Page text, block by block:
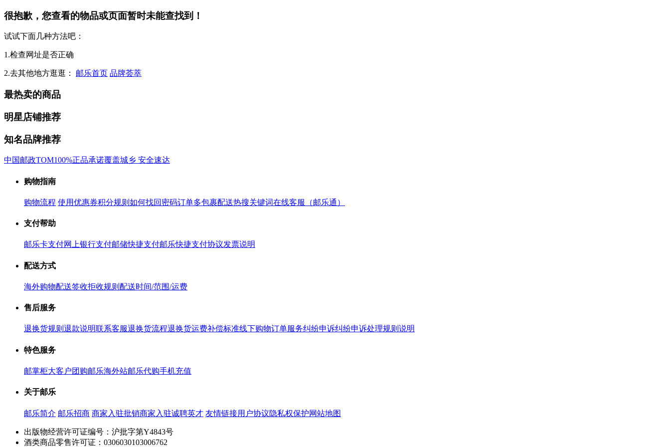
很抱歉，您查看的物品或页面暂时未能查找到！
试试下面几种方法吧：
1.检查网址是否正确
2.去其他地方逛逛： 邮乐首页 品牌荟萃
最热卖的商品
明星店铺推荐
知名品牌推荐
中国邮政TOM100%正品承诺覆盖城乡 安全速达
购物指南
购物流程 使用优惠券积分规则 如何找回密码订单多包裹配送热搜关键词在线客服（邮乐通）
支付帮助
邮乐卡支付网上银行支付邮储快捷支付邮乐快捷支付协议发票说明
配送方式
海外购物配送签收拒收规则 配送时间/范围/运费
售后服务
退换货规则 退款说明联系客服退换货流程退换货运费补偿标准线下购物订单服务纠纷申诉纠纷申诉处理规则说明
特色服务
邮掌柜大客户团购邮乐海外站邮乐代购手机充值
关于邮乐
邮乐简介 邮乐招商 商家入驻批销商家入驻诚聘英才 友情链接用户协议隐私权保护网站地图
出版物经营许可证编号：沪批字第Y4843号
酒类商品零售许可证：0306030103006762